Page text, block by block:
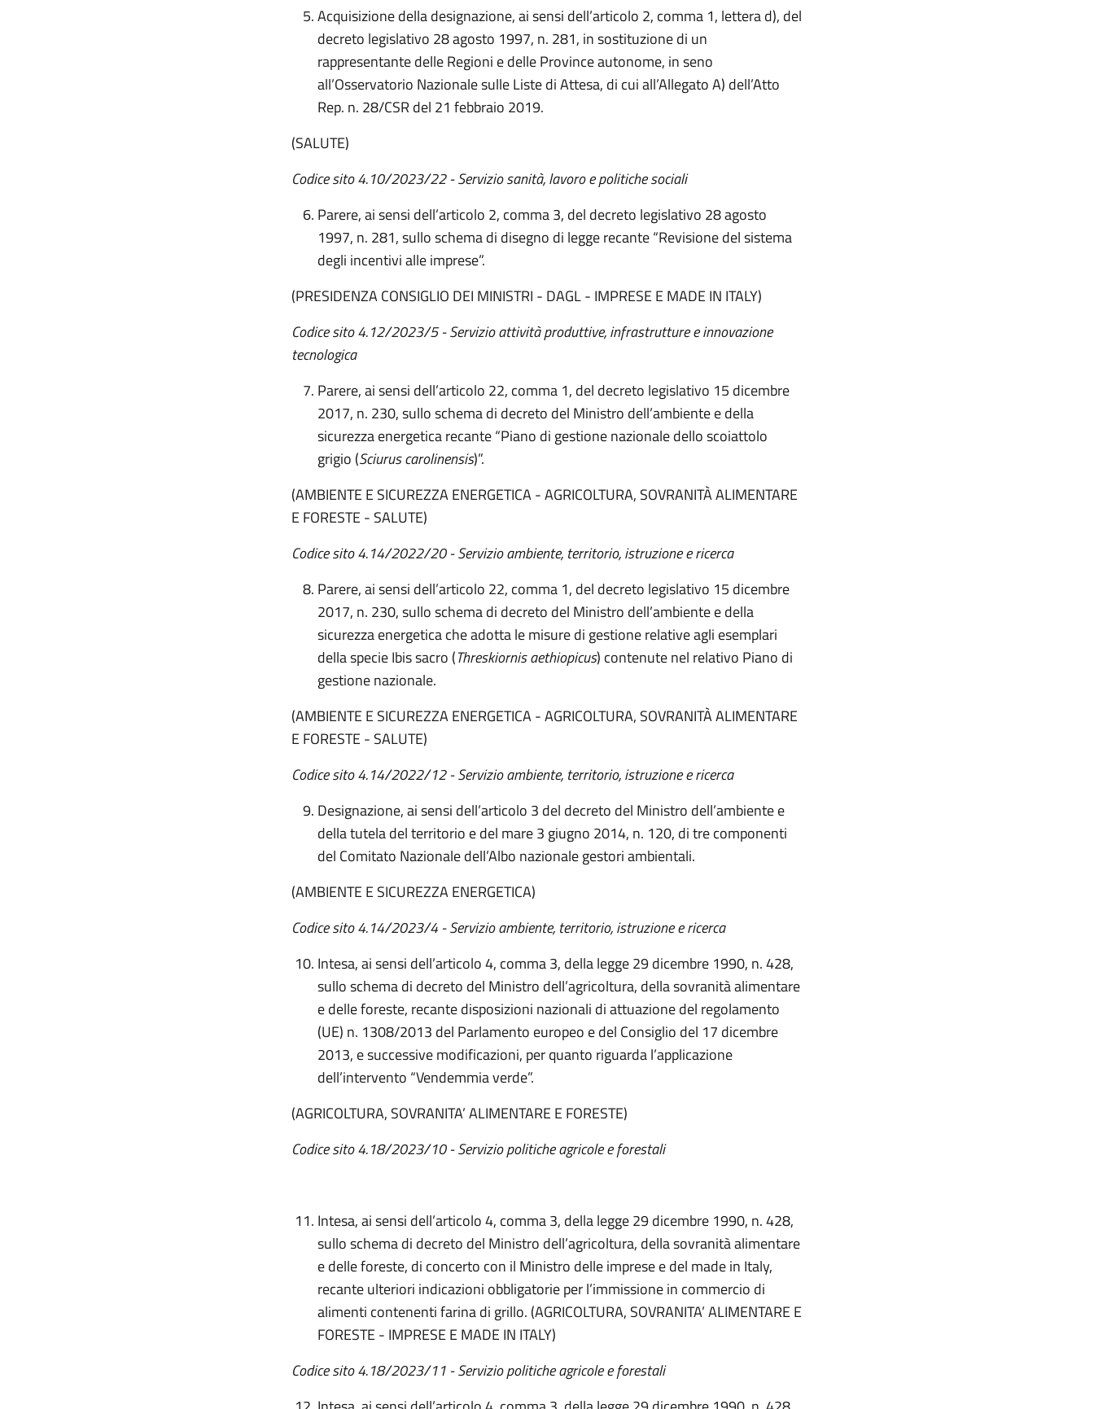
Acquisizione della designazione, ai sensi dell’articolo 2, comma 1, lettera d), del
decreto legislativo 28 agosto 1997, n. 281, in sostituzione di un
rappresentante delle Regioni e delle Province autonome, in seno
all’Osservatorio Nazionale sulle Liste di Attesa, di cui all’Allegato A) dell’Atto
Rep. n. 28/CSR del 21 febbraio 2019.
(SALUTE)
Codice sito 4.10/2023/22 - Servizio sanità, lavoro e politiche sociali
Parere, ai sensi dell’articolo 2, comma 3, del decreto legislativo 28 agosto
1997, n. 281, sullo schema di disegno di legge recante “Revisione del sistema
degli incentivi alle imprese”.
(PRESIDENZA CONSIGLIO DEI MINISTRI - DAGL - IMPRESE E MADE IN ITALY)
Codice sito 4.12/2023/5 - Servizio attività produttive, infrastrutture e innovazione
tecnologica
Parere, ai sensi dell’articolo 22, comma 1, del decreto legislativo 15 dicembre
2017, n. 230, sullo schema di decreto del Ministro dell’ambiente e della
sicurezza energetica recante “Piano di gestione nazionale dello scoiattolo
grigio (Sciurus carolinensis)”.
(AMBIENTE E SICUREZZA ENERGETICA - AGRICOLTURA, SOVRANITÀ ALIMENTARE
E FORESTE - SALUTE)
Codice sito 4.14/2022/20 - Servizio ambiente, territorio, istruzione e ricerca
Parere, ai sensi dell’articolo 22, comma 1, del decreto legislativo 15 dicembre
2017, n. 230, sullo schema di decreto del Ministro dell’ambiente e della
sicurezza energetica che adotta le misure di gestione relative agli esemplari
della specie Ibis sacro (Threskiornis aethiopicus) contenute nel relativo Piano di
gestione nazionale.
(AMBIENTE E SICUREZZA ENERGETICA - AGRICOLTURA, SOVRANITÀ ALIMENTARE
E FORESTE - SALUTE)
Codice sito 4.14/2022/12 - Servizio ambiente, territorio, istruzione e ricerca
Designazione, ai sensi dell’articolo 3 del decreto del Ministro dell’ambiente e
della tutela del territorio e del mare 3 giugno 2014, n. 120, di tre componenti
del Comitato Nazionale dell’Albo nazionale gestori ambientali.
(AMBIENTE E SICUREZZA ENERGETICA)
Codice sito 4.14/2023/4 - Servizio ambiente, territorio, istruzione e ricerca
Intesa, ai sensi dell’articolo 4, comma 3, della legge 29 dicembre 1990, n. 428,
sullo schema di decreto del Ministro dell’agricoltura, della sovranità alimentare
e delle foreste, recante disposizioni nazionali di attuazione del regolamento
(UE) n. 1308/2013 del Parlamento europeo e del Consiglio del 17 dicembre
2013, e successive modificazioni, per quanto riguarda l’applicazione
dell’intervento “Vendemmia verde”.
(AGRICOLTURA, SOVRANITA’ ALIMENTARE E FORESTE)
Codice sito 4.18/2023/10 - Servizio politiche agricole e forestali
Intesa, ai sensi dell’articolo 4, comma 3, della legge 29 dicembre 1990, n. 428,
sullo schema di decreto del Ministro dell’agricoltura, della sovranità alimentare
e delle foreste, di concerto con il Ministro delle imprese e del made in Italy,
recante ulteriori indicazioni obbligatorie per l’immissione in commercio di
alimenti contenenti farina di grillo. (AGRICOLTURA, SOVRANITA’ ALIMENTARE E
FORESTE - IMPRESE E MADE IN ITALY)
Codice sito 4.18/2023/11 - Servizio politiche agricole e forestali